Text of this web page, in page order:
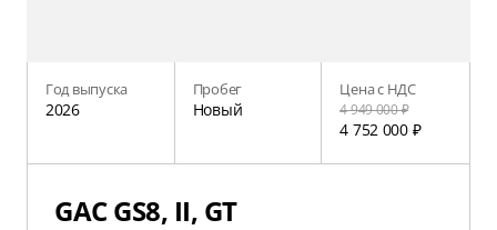
Год выпуска
2026
Пробег
Новый
Цена с НДС
4 949 000 ₽
4 752 000 ₽
GAC GS8, II, GT